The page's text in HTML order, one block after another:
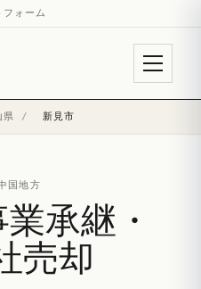
ォーム
県 / 新見市
地方
承継・
売却